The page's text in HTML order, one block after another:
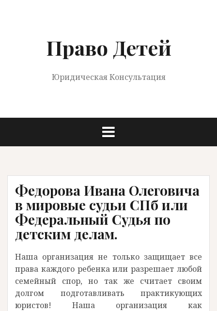
Право Детей
Юридическая Консультация
Федорова Ивана Олеговича
в мировые судьи СПб или
Федеральный Судья по
детским делам.
Наша организация не только защищает все
права каждого ребенка или разрешает любой
семейный спор, но так же считает своим
долгом подготавливать практикующих
юристов! Наша организация как